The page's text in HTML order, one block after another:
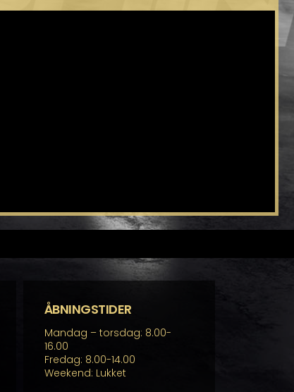
ÅBNINGSTIDER
Mandag – torsdag: 8.00-
16.00
Fredag: 8.00-14.00
Weekend: Lukket